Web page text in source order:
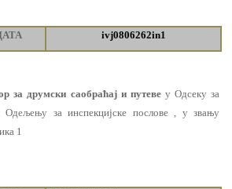
ivj0806262in1
за друмски саобраћај и путевеу Одсеку за
Одељењу за инспекцијске послове , у звању
1